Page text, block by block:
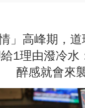
」高峰期，
1理由潑冷水
醉感就會來